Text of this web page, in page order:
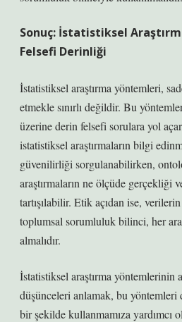
Sonuç: İstatistiksel
Felsefi Derinliği
İstatistiksel araştırma yöntemleri,
etmekle sınırlı değildir. Bu
üzerine derin felsefi sorulara yol
istatistiksel araştırmaların bilgi
güvenilirliği sorgulanabilirken,
araştırmaların ne ölçüde gerçekliği
tartışılabilir. Etik açıdan ise,
toplumsal sorumluluk bilinci, her
almalıdır.
İstatistiksel araştırma yöntemlerinin
düşünceleri anlamak, bu
bir şekilde kullanmamıza yardımcı